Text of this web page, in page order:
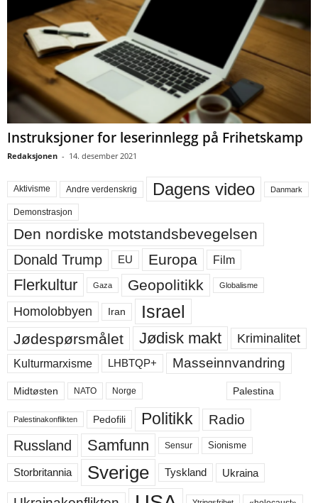
Instruksjoner for leserinnlegg på Frihetskamp
Redaksjonen - 14. desember 2021
Aktivisme Andre verdenskrig Dagens video Danmark
Demonstrasjon
Den nordiske motstandsbevegelsen
Donald Trump EU Europa Film
Flerkultur Gaza Geopolitikk Globalisme
Homolobbyen Iran Israel
Jødespørsmålet Jødisk makt Kriminalitet
Kulturmarxisme LHBTQP+ Masseinnvandring
Midtøsten NATO Norge Palestina
Palestinakonflikten Pedofili Politikk Radio
Russland Samfunn Sensur Sionisme
Storbritannia Sverige Tyskland Ukraina